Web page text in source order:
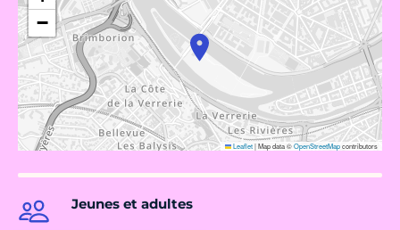
−
Leaflet|Map data ©OpenStreetMapcontributors
Jeunes et adultes